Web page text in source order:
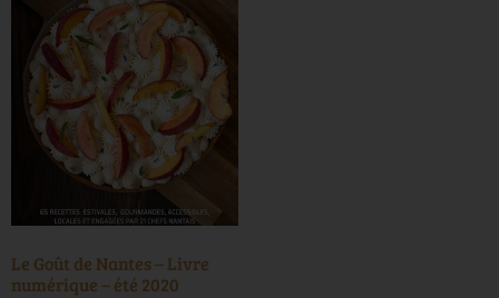
Le Goût de Nantes – Livre
numérique – été 2020